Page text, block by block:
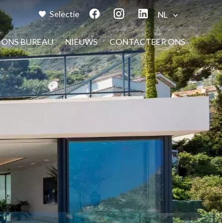
Selectie NL
ONS BUREAU NIEUWS CONTACTEER ONS